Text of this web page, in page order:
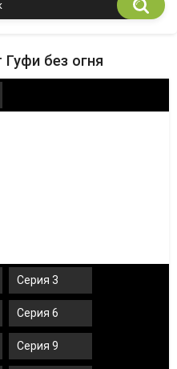
без огня
Серия 3
Серия 6
Серия 9